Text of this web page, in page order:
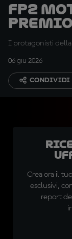
FP2
I protagonisti
06 giu 2026
CONDIVIDI
Crea ora il
esclusivi,
report